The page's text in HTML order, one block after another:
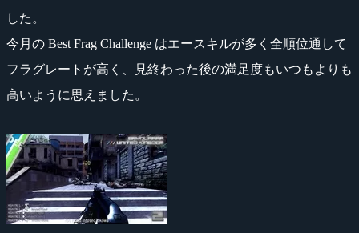
した。
今月の Best Frag Challenge はエースキルが多く全順位通して
フラグレートが高く、見終わった後の満足度もいつもよりも
高いように思えました。